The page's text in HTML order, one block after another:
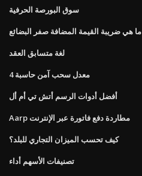
سوق البورصة الحرفية
ما هي ضريبة القيمة المضافة صفر البضائع
لغة متسابق العقد
4 معدل سحب آمن حاسبة
أفضل أدوات الرسم أتش تي أم أل
Aarp مطاردة دفع فاتورة عبر الإنترنت
كيف تحسب الميزان التجاري للبلد؟
تصنيفات الأسهم أداء